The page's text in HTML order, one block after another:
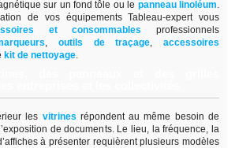
sur un fond tôle ou le panneau linoléum.
de vos équipements Tableau-expert vous
et consommables
professionnels
, outils de traçage,accessoires
kit de nettoyage.
les vitrines répondent au même besoin de
de documents. Le lieu, la fréquence, la
à présenter requièrent plusieurs modèles